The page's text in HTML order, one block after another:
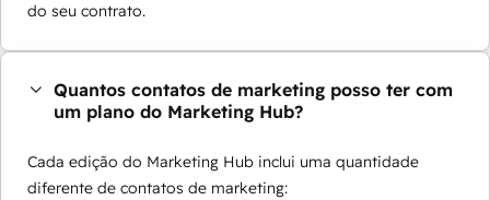
do seu contrato.
Quantos contatos de marketing posso ter com
um plano do Marketing Hub?
Cada edição do Marketing Hub inclui uma quantidade
diferente de contatos de marketing: